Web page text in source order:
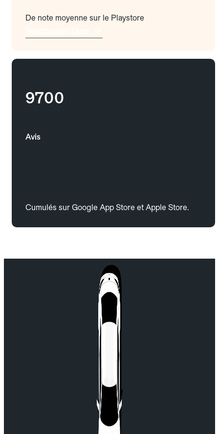
De note moyenne sur le Playstore
9700
Avis
Cumulés sur Google App Store et Apple Store.